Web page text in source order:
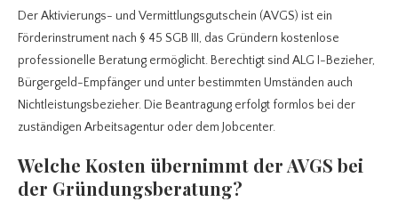
Der Aktivierungs- und Vermittlungsgutschein (AVGS) ist ein
Förderinstrument nach § 45 SGB III, das Gründern kostenlose
professionelle Beratung ermöglicht. Berechtigt sind ALG I-Bezieher,
Bürgergeld-Empfänger und unter bestimmten Umständen auch
Nichtleistungsbezieher. Die Beantragung erfolgt formlos bei der
zuständigen Arbeitsagentur oder dem Jobcenter.
Welche Kosten übernimmt der AVGS bei
der Gründungsberatung?